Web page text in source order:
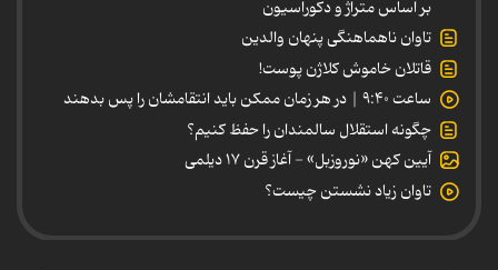
بر اساس متراژ و دکوراسیون
تاوان ناهماهنگی پنهان والدین
قاتلان خاموش کلاژن پوست!
ساعت ۹:۴۰ | در هر زمان ممکن باید انتقامشان را پس بدهند
چگونه استقلال سالمندان را حفظ کنیم؟
آیین کهن «نوروزبل» - آغاز قرن ۱۷ دیلمی
تاوان زیاد نشستن چیست؟